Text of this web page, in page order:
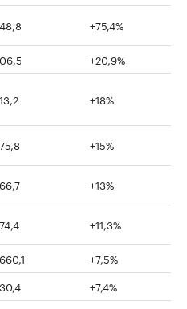
+75,4%
+20,9%
+18%
+15%
+13%
+11,3%
+7,5%
+7,4%